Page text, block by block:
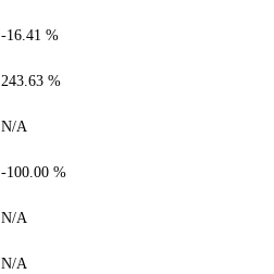
-16.41 %
243.63 %
N/A
-100.00 %
N/A
N/A